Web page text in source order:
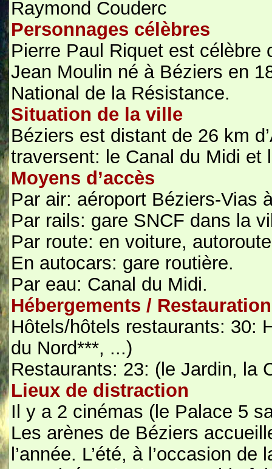
Raymond Couderc
Personnages célèbres
Pierre Paul Riquet est
Jean Moulin né à Béziers en
National de la Résistance.
Situation de la ville
Béziers est distant de 26 km
traversent: le Canal du Midi et
Moyens d’accès
Par air: aéroport Béziers-Vias
Par rails: gare SNCF dans la
Par route: en voiture,
En autocars: gare routière.
Par eau: Canal du Midi.
Hébergements / Restauration
Hôtels/hôtels restaurants: 30:
du Nord***, ...)
Restaurants: 23: (le Jardin, la
Lieux de distraction
Il y a 2 cinémas (le Palace 5
Les arènes de Béziers
l’année. L’été, à l’occasion